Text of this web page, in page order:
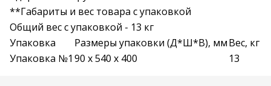
**Габариты и вес товара с упаковкой
Общий вес с упаковкой - 13 кг
Упаковка
Размеры упаковки (Д*Ш*В), ммВес, кг
Упаковка №1 90 x 540 x 400 13